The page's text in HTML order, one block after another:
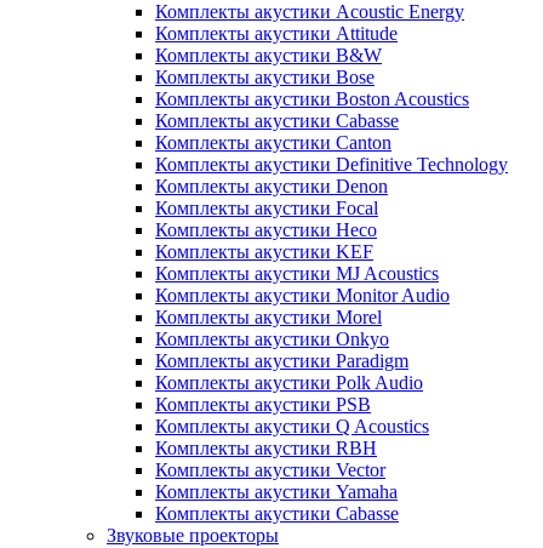
Комплекты акустики Acoustic Energy
Комплекты акустики Attitude
Комплекты акустики B&W
Комплекты акустики Bose
Комплекты акустики Boston Acoustics
Комплекты акустики Cabasse
Комплекты акустики Canton
Комплекты акустики Definitive Technology
Комплекты акустики Denon
Комплекты акустики Focal
Комплекты акустики Heco
Комплекты акустики KEF
Комплекты акустики MJ Acoustics
Комплекты акустики Monitor Audio
Комплекты акустики Morel
Комплекты акустики Onkyo
Комплекты акустики Paradigm
Комплекты акустики Polk Audio
Комплекты акустики PSB
Комплекты акустики Q Acoustics
Комплекты акустики RBH
Комплекты акустики Vector
Комплекты акустики Yamaha
Комплекты акустики Сabasse
Звуковые проекторы